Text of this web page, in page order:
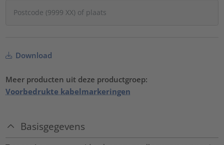
Download
Meer producten uit deze productgroep:
Voorbedrukte kabelmarkeringen
Basisgegevens